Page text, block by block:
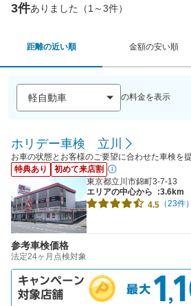
3件ありました（1～3件）
距離の近い順 金額の安い順
の料金を表示
ホリデー車検 立川
お車の状態とお客様のご要望に合わせた車検を
特典あり
初めて来店割
東京都立川市錦町3-7-13
エリアの中心から
:3.6km
4.5 （23件）
参考車検価格
法定24ヶ月点検対象